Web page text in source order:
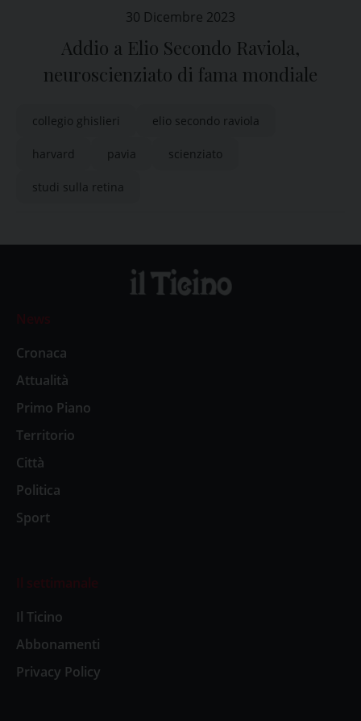
30 Dicembre 2023
Addio a Elio Secondo Raviola,
neuroscienziato di fama mondiale
collegio ghislieri elio secondo raviola
harvard pavia scienziato
studi sulla retina
News
Cronaca
Attualità
Primo Piano
Territorio
Città
Politica
Sport
Il settimanale
Il Ticino
Abbonamenti
Privacy Policy